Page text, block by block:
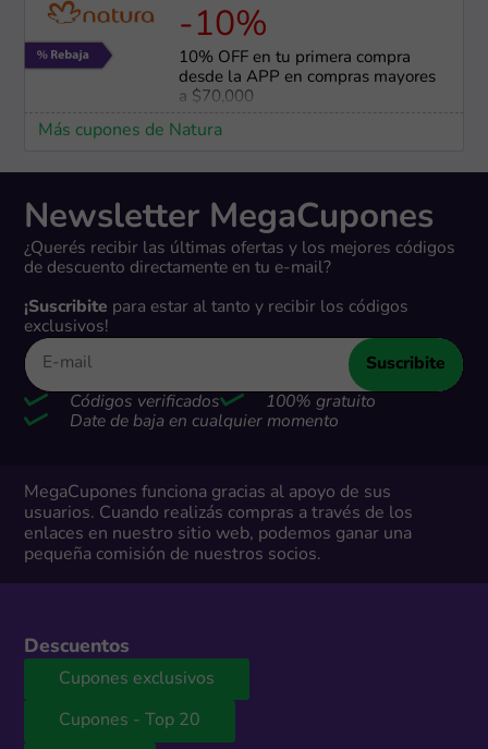
-10%
10% OFF en tu primera compra
desde la APP en compras mayores
a $70,000
Más cupones de Natura
Newsletter MegaCupones
¿Querés recibir las últimas ofertas y los mejores códigos
de descuento directamente en tu e-mail?
¡Suscribite para estar al tanto y recibir los códigos
exclusivos!
Suscribite
Códigos verificados
100% gratuito
Date de baja en cualquier momento
MegaCupones funciona gracias al apoyo de sus
usuarios. Cuando realizás compras a través de los
enlaces en nuestro sitio web, podemos ganar una
pequeña comisión de nuestros socios.
Descuentos
Cupones exclusivos
Cupones - Top 20